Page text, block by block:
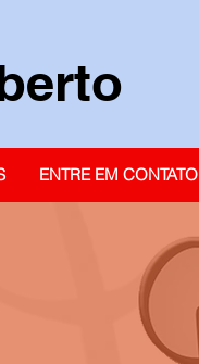
ENTRE EM CONTATO